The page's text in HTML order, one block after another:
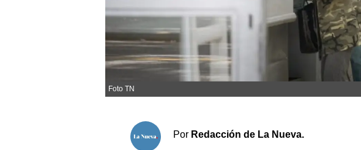
Salud
Es viral
El tiempo
Fúnebres
Clasificados
Suplementos
Servicios
Farmacias
Foto TN
Por Redacción de La Nueva.